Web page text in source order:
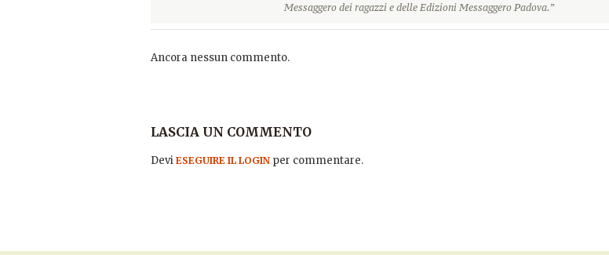
Messaggero dei ragazzi e delle Edizioni Messaggero Padova.”
Ancora nessun commento.
LASCIA UN COMMENTO
Devi ESEGUIRE IL LOGIN per commentare.